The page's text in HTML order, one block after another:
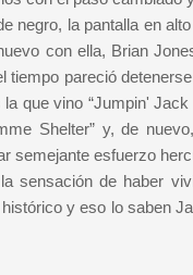
negro, la pantalla en
con ella, Brian
pareció
que vino “Jumpin'
Shelter” y, de
semejante esfuerzo
sensación de haber
y eso lo saben